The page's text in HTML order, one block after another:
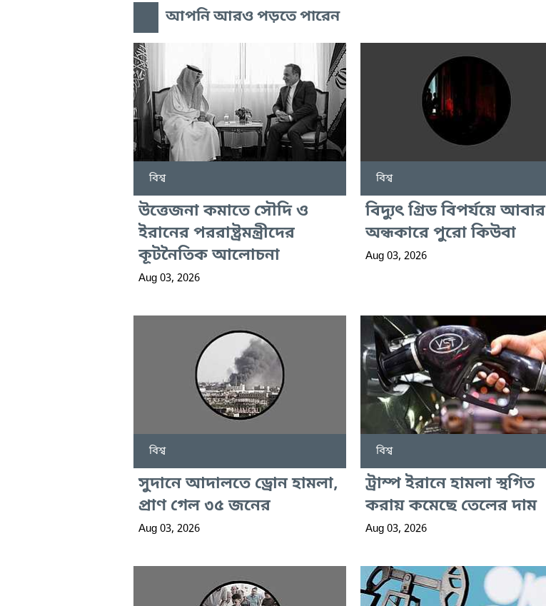
আপনি আরও পড়তে পারেন
বিশ্ব
উত্তেজনা কমাতে সৌদি ও
ইরানের পররাষ্ট্রমন্ত্রীদের
কূটনৈতিক আলোচনা
Aug 03, 2026
বিশ্ব
বিদ্যুৎ গ্রিড বিপর্যয়ে আবার
অন্ধকারে পুরো কিউবা
Aug 03, 2026
বিশ্ব
সুদানে আদালতে ড্রোন হামলা,
প্রাণ গেল ৩৫ জনের
Aug 03, 2026
বিশ্ব
ট্রাম্প ইরানে হামলা স্থগিত
করায় কমেছে তেলের দাম
Aug 03, 2026